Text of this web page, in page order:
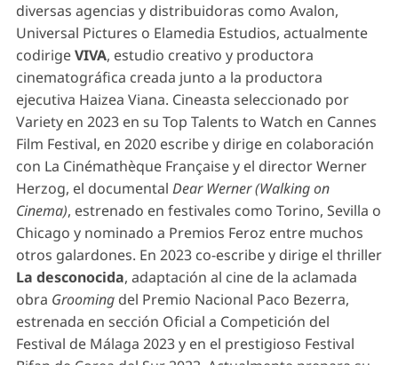
diversas agencias y distribuidoras como Avalon,
Universal Pictures o Elamedia Estudios, actualmente
codirigeVIVA, estudio creativo y productora
cinematográfica creada junto a la productora
ejecutiva Haizea Viana. Cineasta seleccionado por
Variety en 2023 en su Top Talents to Watch en Cannes
Film Festival, en 2020 escribe y dirige en colaboración
con La Cinémathèque Française y el director Werner
Herzog, el documental Dear Werner (Walking on
Cinema), estrenado en festivales como Torino, Sevilla o
Chicago y nominado a Premios Feroz entre muchos
otros galardones. En 2023 co-escribe y dirige el thriller
La desconocida, adaptación al cine de la aclamada
obra Groomingdel Premio Nacional Paco Bezerra,
estrenada en sección Oficial a Competición del
Festival de Málaga 2023 y en el prestigioso Festival